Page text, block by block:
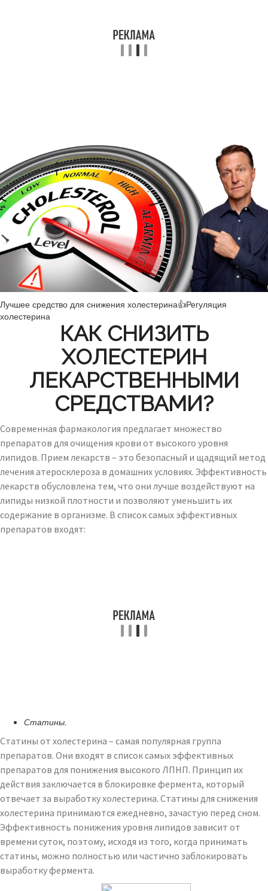
Лучшее средство для снижения холестерина👍Регуляция
холестерина
КАК СНИЗИТЬ
ХОЛЕСТЕРИН
ЛЕКАРСТВЕННЫМИ
СРЕДСТВАМИ?
Современная фармакология предлагает множество
препаратов для очищения крови от высокого уровня
липидов. Прием лекарств – это безопасный и щадящий метод
лечения атеросклероза в домашних условиях. Эффективность
лекарств обусловлена тем, что они лучше воздействуют на
липиды низкой плотности и позволяют уменьшить их
содержание в организме. В список самых эффективных
препаратов входят:
Статины.
Статины от холестерина – самая популярная группа
препаратов. Они входят в список самых эффективных
препаратов для понижения высокого ЛПНП. Принцип их
действия заключается в блокировке фермента, который
отвечает за выработку холестерина. Статины для снижения
холестерина принимаются ежедневно, зачастую перед сном.
Эффективность понижения уровня липидов зависит от
времени суток, поэтому, исходя из того, когда принимать
статины, можно полностью или частично заблокировать
выработку фермента.